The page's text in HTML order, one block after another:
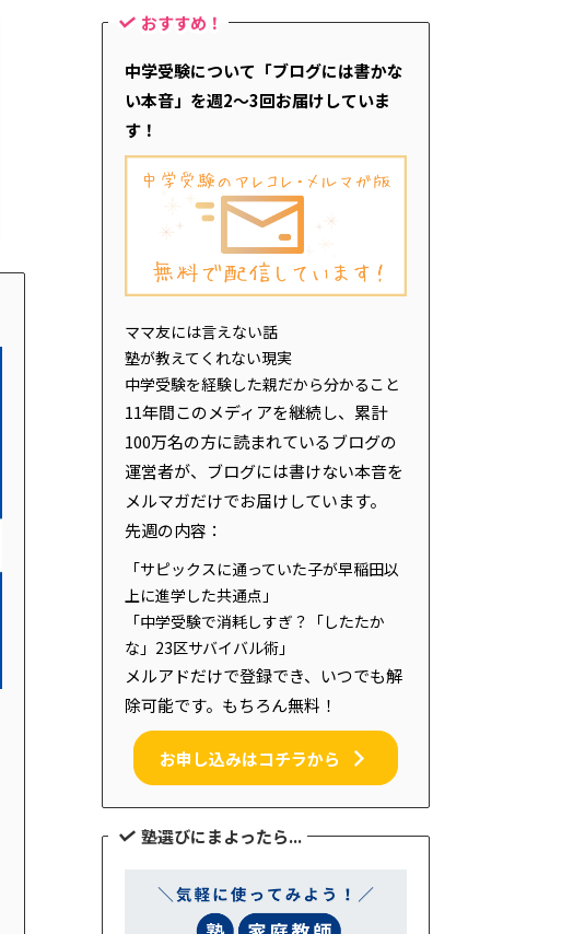
おすすめ！
中学受験について「ブログには書かな
い本音」を週2～3回お届けしていま
す！
ママ友には言えない話
塾が教えてくれない現実
中学受験を経験した親だから分かること
11年間このメディアを継続し、累計
100万名の方に読まれているブログの
運営者が、ブログには書けない本音を
メルマガだけでお届けしています。
先週の内容：
「サピックスに通っていた子が早稲田以
上に進学した共通点」
「中学受験で消耗しすぎ？「したたか
な」23区サバイバル術」
メルアドだけで登録でき、いつでも解
除可能です。もちろん無料！
お申し込みはコチラから
塾選びにまよったら...